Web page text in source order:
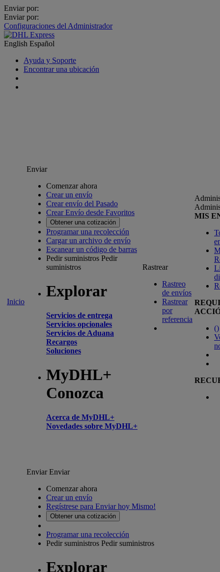
Enviar por:
Enviar por:
Configuraciones del Administrador
English Español
Ayuda y Soporte
Encontrar una ubicación
Inicio
Enviar
Comenzar ahora
Crear un envío
Crear envío del Pasado
Crear Envío desde Favoritos
Obtener una cotización
Programar una recolección
Cargar un archivo de envío
Escanear un código de barras
Pedir suministros Pedir
suministros
Explorar
Servicios de entrega
Servicios opcionales
Servicios de Aduana
Recargos
Soluciones
MyDHL+
Conozca
Acerca de MyDHL+
Novedades sobre MyDHL+
Rastrear
Rastreo
de envíos
Rastrear
por
referencia
MIS
()
EnviarEnviar
Comenzar ahora
Crear un envío
Regístrese para Enviar hoy Mismo!
Obtener una cotización
Programar una recolección
Pedir suministros Pedir suministros
Explorar